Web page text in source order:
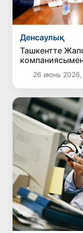
Денсаулық
Ташкентте
құрылады
26 июнь